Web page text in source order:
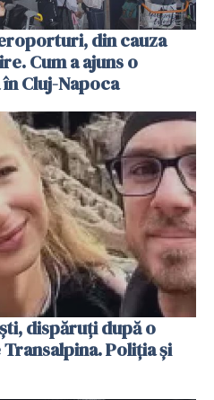
din cauza
Cum a ajuns o
Cluj-Napoca
dispăruți după o
Poliția și